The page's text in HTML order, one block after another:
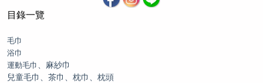
目錄一覽
毛巾
浴巾
運動毛巾
、麻紗巾
兒童毛巾、茶巾、枕巾、枕頭